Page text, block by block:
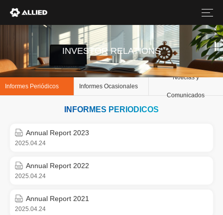
INVESTOR RELATIONS
Informes Periódicos Informes Ocasionales
Noticias y
Comunicados
Annual Report 2023
2025.04.24
Annual Report 2022
2025.04.24
Annual Report 2021
2025.04.24